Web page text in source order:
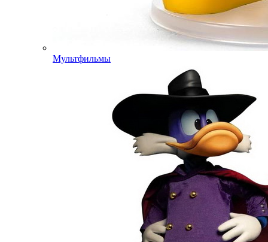
Мультфильмы